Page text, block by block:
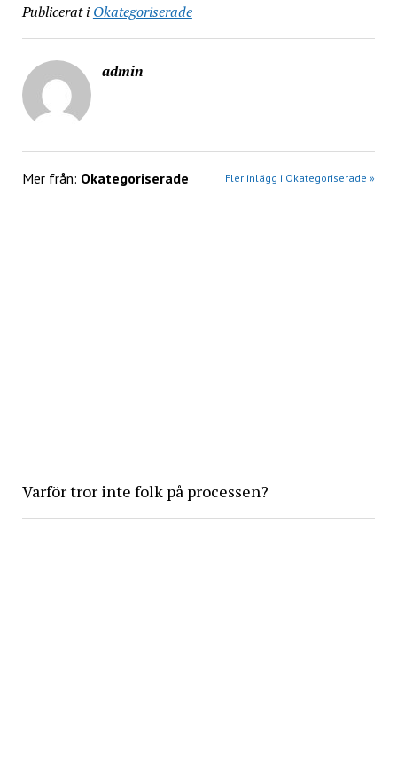
Publicerat i Okategoriserade
admin
Mer från: Okategoriserade Fler inlägg i Okategoriserade »
Varför tror inte folk på processen?